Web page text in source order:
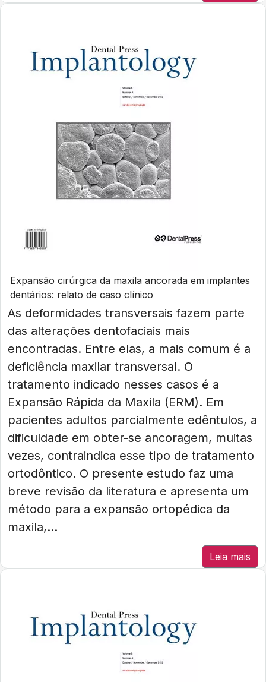
Expansão cirúrgica da maxila ancorada em implantes
dentários: relato de caso clínico
As deformidades transversais fazem parte
das alterações dentofaciais mais
encontradas. Entre elas, a mais comum é a
deficiência maxilar transversal. O
tratamento indicado nesses casos é a
Expansão Rápida da Maxila (ERM). Em
pacientes adultos parcialmente edêntulos, a
dificuldade em obter-se ancoragem, muitas
vezes, contraindica esse tipo de tratamento
ortodôntico. O presente estudo faz uma
breve revisão da literatura e apresenta um
método para a expansão ortopédica da
maxila,...
Leia mais